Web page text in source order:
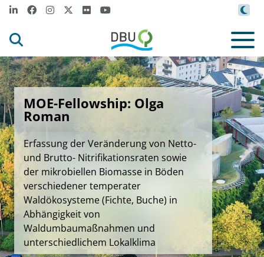
MOE-Fellowship: Olga
Roman
Erfassung der Veränderung von Netto-
und Brutto- Nitrifikationsraten sowie
der mikrobiellen Biomasse in Böden
verschiedener temperater
Waldökosysteme (Fichte, Buche) in
Abhängigkeit von
Waldumbaumaßnahmen und
unterschiedlichem Lokalklima